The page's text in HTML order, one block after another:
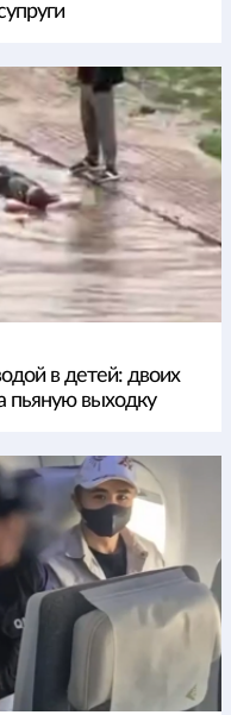
в детей: двоих
пьяную выходку